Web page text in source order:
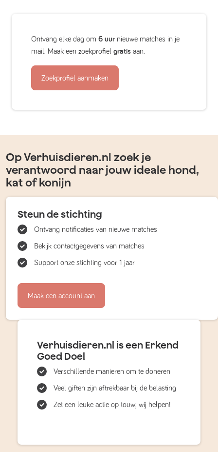
Ontvang elke dag om 6 uur nieuwe matches in je
mail. Maak een zoekprofiel gratis aan.
Zoekprofiel aanmaken
Op Verhuisdieren.nl zoek je
verantwoord naar jouw ideale hond,
kat of konijn
Steun de stichting
Ontvang notificaties van nieuwe matches
Bekijk contactgegevens van matches
Support onze stichting voor 1 jaar
Maak een account aan
Verhuisdieren.nl is een Erkend
Goed Doel
Verschillende manieren om te doneren
Veel giften zijn aftrekbaar bij de belasting
Zet een leuke actie op touw; wij helpen!